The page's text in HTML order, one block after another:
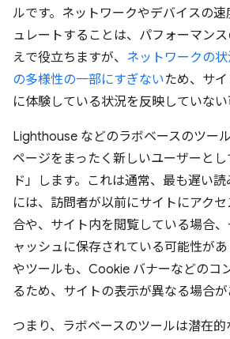
ルです。ネットワークやデバイスの
ュレートすることは、パフォーマン
えで役立ちますが、 ネットワークの
の多様性の一部にすぎないため、サ
に体験している状況を反映していない
Lighthouse などのラボベースのツー
ページをまったく新しいユーザーと
ド」します。これは通常、最も遅い
には、訪問者が以前にサイトにアク
合や、サイト内を閲覧している場合
ャッシュに保存されている可能性が
やツールも、Cookie バナーなどのコ
るため、サイトの表示が異なる場合が
つまり、ラボベースのツールは潜在